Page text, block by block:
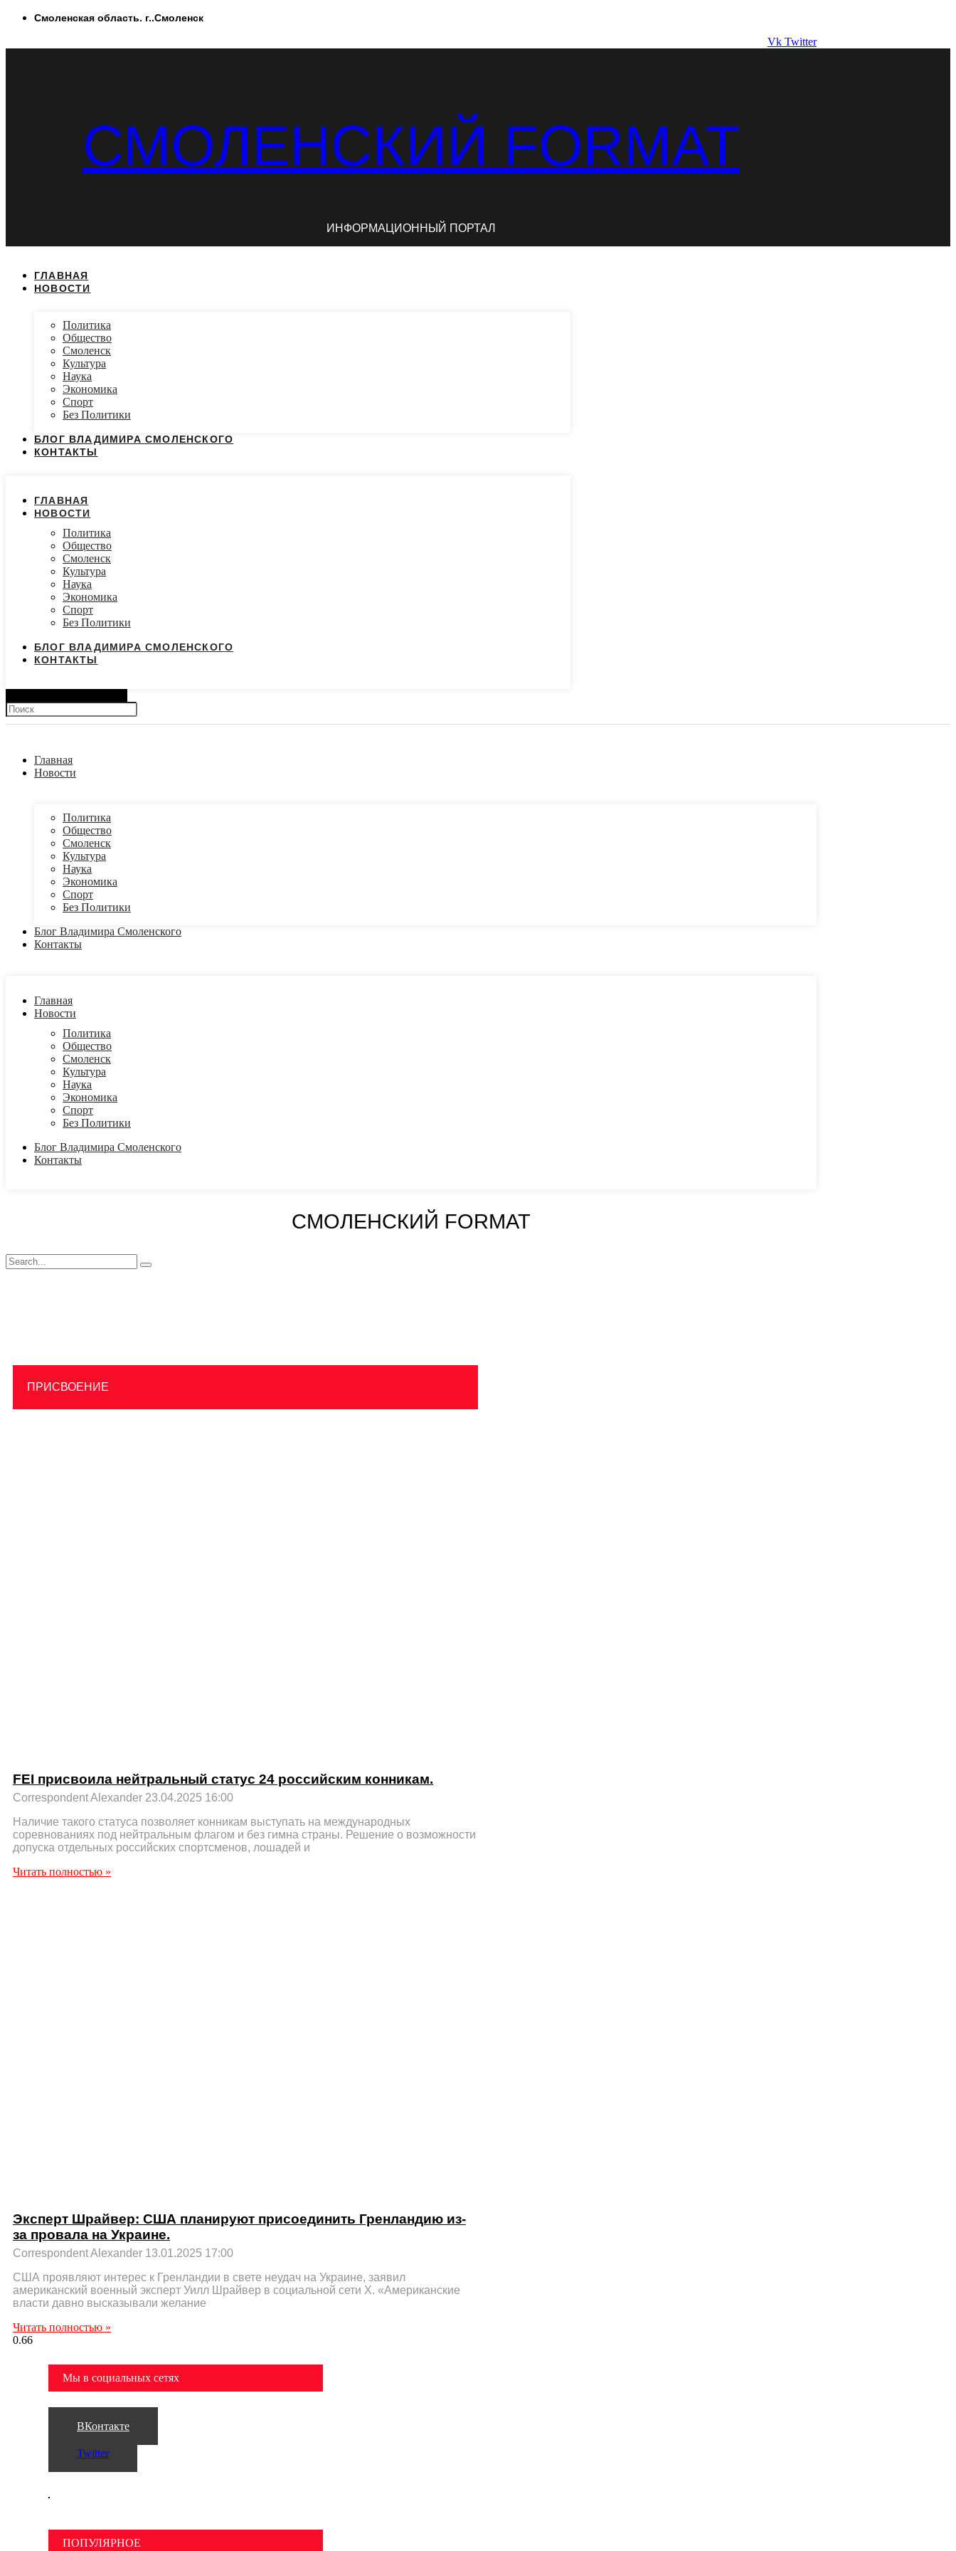
ПерейтиСмоленская область. г..Смоленск
Vk Twitter
СМОЛЕНСКИЙ FORMAT
ИНФОРМАЦИОННЫЙ ПОРТАЛ
ГЛАВНАЯ
НОВОСТИ
Политика
Общество
Смоленск
Культура
Наука
Экономика
Спорт
Без Политики
БЛОГ ВЛАДИМИРА СМОЛЕНСКОГО
КОНТАКТЫ
ГЛАВНАЯ
НОВОСТИ
Политика
Общество
Смоленск
Культура
Наука
Экономика
Спорт
Без Политики
БЛОГ ВЛАДИМИРА СМОЛЕНСКОГО
КОНТАКТЫ
Главная
Новости
Политика
Общество
Смоленск
Культура
Наука
Экономика
Спорт
Без Политики
Блог Владимира Смоленского
Контакты
Главная
Новости
Политика
Общество
Смоленск
Культура
Наука
Экономика
Спорт
Без Политики
Блог Владимира Смоленского
Контакты
СМОЛЕНСКИЙ FORMAT
ПРИСВОЕНИЕ
FEI присвоила нейтральный статус 24 российским конникам.
Correspondent Alexander 23.04.2025 16:00
Наличие такого статуса позволяет конникам выступать на международных
соревнованиях под нейтральным флагом и без гимна страны. Решение о возможности
допуска отдельных российских спортсменов, лошадей и
Читать полностью »
Эксперт Шрайвер: США планируют присоединить Гренландию из-
за провала на Украине.
Correspondent Alexander 13.01.2025 17:00
США проявляют интерес к Гренландии в свете неудач на Украине, заявил
американский военный эксперт Уилл Шрайвер в социальной сети X. «Американские
власти давно высказывали желание
Читать полностью »
Мы в социальных сетях
ВКонтакте
Twitter
ПОПУЛЯРНОЕ